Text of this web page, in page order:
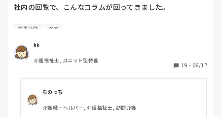
社内の回覧で、こんなコラムが回ってきました。
[スプーンで口をぬぐわない]
自分やっちゃってるなと思いました。
皆さんはどうですか⁇
食事介助 ケア
hk
介護福祉士, ユニット型特養
19 ・ 06/17
ちのっち
介護職・ヘルパー, 介護福祉士, 訪問介護